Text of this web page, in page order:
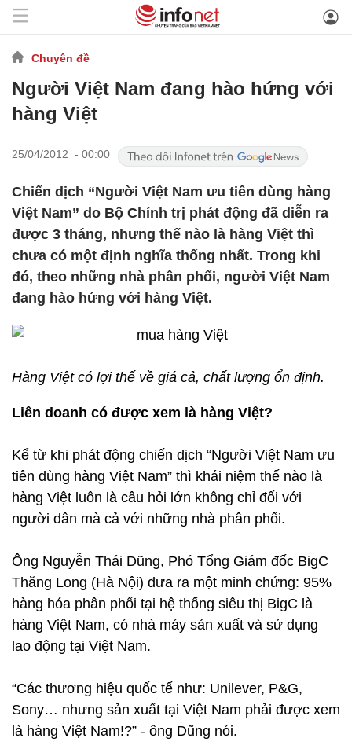
Chuyên đề
Người Việt Nam đang hào hứng với
hàng Việt
25/04/2012 - 00:00
Chiến dịch “Người Việt Nam ưu tiên dùng hàng
Việt Nam” do Bộ Chính trị phát động đã diễn ra
được 3 tháng, nhưng thế nào là hàng Việt thì
chưa có một định nghĩa thống nhất. Trong khi
đó, theo những nhà phân phối, người Việt Nam
đang hào hứng với hàng Việt.
Hàng Việt có lợi thế về giá cả, chất lượng ổn định.
Liên doanh có được xem là hàng Việt?
Kể từ khi phát động chiến dịch “Người Việt Nam ưu
tiên dùng hàng Việt Nam” thì khái niệm thế nào là
hàng Việt luôn là câu hỏi lớn không chỉ đối với
người dân mà cả với những nhà phân phối.
Ông Nguyễn Thái Dũng, Phó Tổng Giám đốc BigC
Thăng Long (Hà Nội) đưa ra một minh chứng: 95%
hàng hóa phân phối tại hệ thống siêu thị BigC là
hàng Việt Nam, có nhà máy sản xuất và sử dụng
lao động tại Việt Nam.
“Các thương hiệu quốc tế như: Unilever, P&G,
Sony… nhưng sản xuất tại Việt Nam phải được xem
là hàng Việt Nam!?” - ông Dũng nói.